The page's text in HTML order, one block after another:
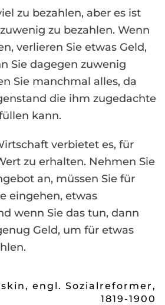
zu bezahlen, aber es ist
zu bezahlen. Wenn
verlieren Sie etwas Geld,
Sie dagegen zuwenig
Sie manchmal alles, da
die ihm zugedachte
kann.
verbietet es, für
zu erhalten. Nehmen Sie
an, müssen Sie für
eingehen, etwas
wenn Sie das tun, dann
Geld, um für etwas
engl. Sozialreformer,
1819-1900